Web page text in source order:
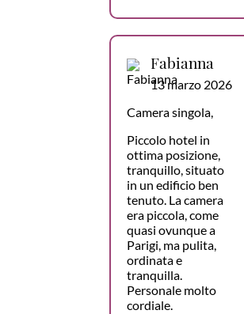
Fabianna
13 marzo 2026
Camera singola,
Piccolo hotel in
ottima posizione,
tranquillo, situato
in un edificio ben
tenuto. La camera
era piccola, come
quasi ovunque a
Parigi, ma pulita,
ordinata e
tranquilla.
Personale molto
cordiale.